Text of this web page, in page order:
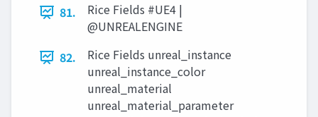
81.
Rice Fields #UE4 |
@UNREALENGINE
82.
Rice Fields unreal_instance
unreal_instance_color
unreal_material
unreal_material_parameter